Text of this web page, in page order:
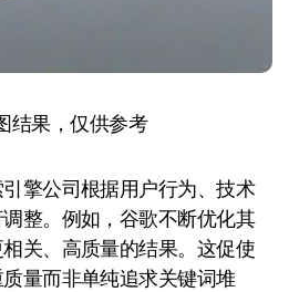
结果，仅供参考
擎公司根据用户行为、技术
整。例如，谷歌不断优化其
关、高质量的结果。这促使
量而非单纯追求关键词堆